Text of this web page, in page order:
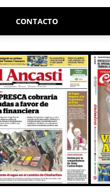
CONTACTO